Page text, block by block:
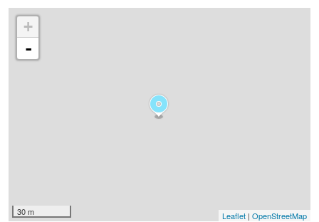
+
-
30 m Leaflet | OpenStreetMap